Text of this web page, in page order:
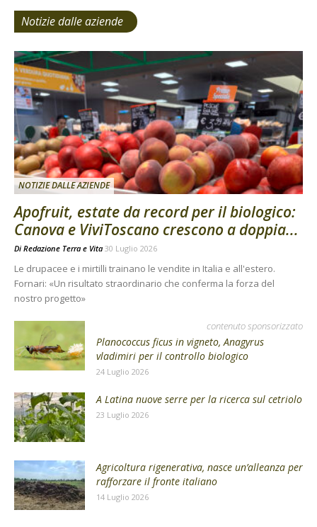
Notizie dalle aziende
NOTIZIE DALLE AZIENDE
Apofruit, estate da record per il biologico:
Canova e ViviToscano crescono a doppia...
Di Redazione Terra e Vita 30 Luglio 2026
Le drupacee e i mirtilli trainano le vendite in Italia e all'estero.
Fornari: «Un risultato straordinario che conferma la forza del
nostro progetto»
contenuto sponsorizzato
Planococcus ficus in vigneto, Anagyrus
vladimiri per il controllo biologico
24 Luglio 2026
A Latina nuove serre per la ricerca sul cetriolo
23 Luglio 2026
Agricoltura rigenerativa, nasce un’alleanza per
rafforzare il fronte italiano
14 Luglio 2026